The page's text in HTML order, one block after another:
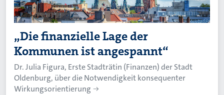
„Die finanzielle Lage der
Kommunen ist angespannt“
Dr. Julia Figura, Erste Stadträtin (Finanzen) der Stadt
Oldenburg, über die Notwendigkeit konsequenter
Wirkungsorientierung